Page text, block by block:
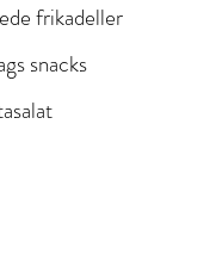
frikadeller
snacks